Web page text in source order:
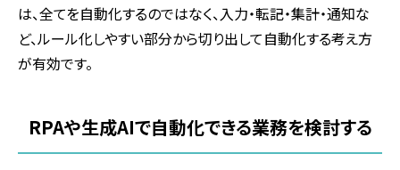
は、全てを自動化するのではなく、入力・転記・集計・通知な
ど、ルール化しやすい部分から切り出して自動化する考え方
が有効です。
RPAや生成AIで自動化できる業務を検討する